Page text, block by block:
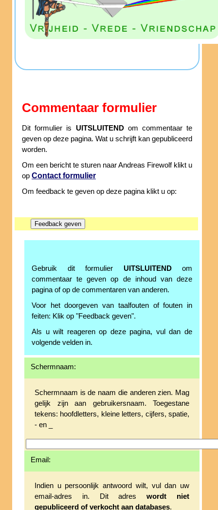
Commentaar formulier
Dit formulier is UITSLUITENDom commentaar te
geven op deze pagina. Wat u schrijft kan gepubliceerd
worden.
Om een bericht te sturen naar Andreas Firewolf klikt u
op Contact formulier
Om feedback te geven op deze pagina klikt u op:
Gebruik dit formulier UITSLUITENDom
commentaar te geven op de inhoud van deze
pagina of op de commentaren van anderen.
Voor het doorgeven van taalfouten of fouten in
feiten: Klik op "Feedback geven".
Als u wilt reageren op deze pagina, vul dan de
volgende velden in.
Schermnaam:
Schermnaam is de naam die anderen zien. Mag
gelijk zijn aan gebruikersnaam. Toegestane
tekens: hoofdletters, kleine letters, cijfers, spatie,
- en _
Email:
Indien u persoonlijk antwoord wilt, vul dan uw
email-adres in. Dit adreswordt niet
gepubliceerd of verkocht aan databases.